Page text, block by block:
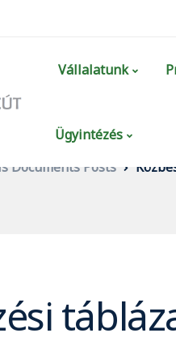
Vállalatunk
Ügyintézés
Documents Posts